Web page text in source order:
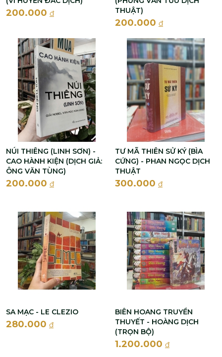
200.000 đ
THUẬT)
200.000 đ
NÚI THIÊNG (LINH SƠN) -
CAO HÀNH KIỆN (DỊCH GIẢ:
ÔNG VĂN TÙNG)
200.000 đ
TƯ MÃ THIÊN SỬ KÝ (BÌA
CỨNG) - PHAN NGỌC DỊCH
THUẬT
300.000 đ
SA MẠC - LE CLEZIO
280.000 đ
BIÊN HOANG TRUYỀN
THUYẾT - HOÀNG DỊCH
(TRỌN BỘ)
1.200.000 đ